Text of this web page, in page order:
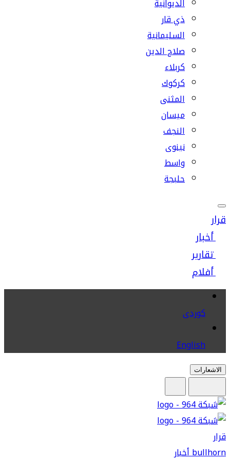
الديوانية
ذي قار
السليمانية
صلاح الدين
كربلاء
كركوك
المثنى
ميسان
النجف
نينوى
واسط
حلبجة
قرار
أخبار
تقارير
أفلام
كوردى
English
الاشعارات
قرار
bullhornأخبار